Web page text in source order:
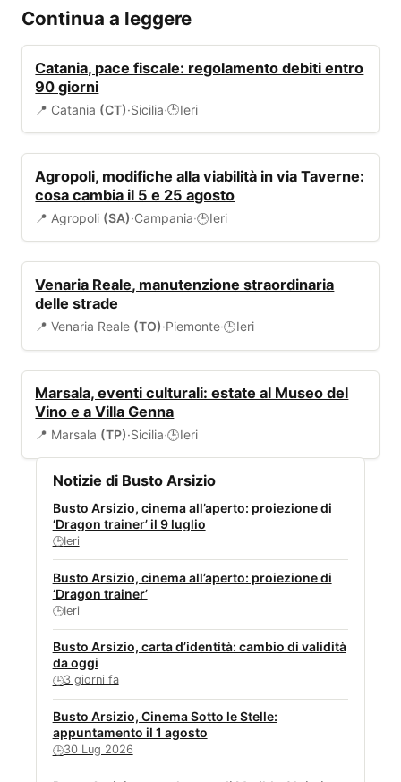
Continua a leggere
Catania, pace fiscale: regolamento debiti entro
90 giorni
📍 Catania (CT)·Sicilia·🕒Ieri
Agropoli, modifiche alla viabilità in via Taverne:
cosa cambia il 5 e 25 agosto
📍 Agropoli (SA)·Campania·🕒Ieri
Venaria Reale, manutenzione straordinaria
delle strade
📍 Venaria Reale (TO)·Piemonte·🕒Ieri
Marsala, eventi culturali: estate al Museo del
Vino e a Villa Genna
📍 Marsala (TP)·Sicilia·🕒Ieri
Notizie di Busto Arsizio
Busto Arsizio, cinema all’aperto: proiezione di
‘Dragon trainer’ il 9 luglio
🕒Ieri
Busto Arsizio, cinema all’aperto: proiezione di
‘Dragon trainer’
🕒Ieri
Busto Arsizio, carta d’identità: cambio di validità
da oggi
🕒3 giorni fa
Busto Arsizio, Cinema Sotto le Stelle:
appuntamento il 1 agosto
🕒30 Lug 2026